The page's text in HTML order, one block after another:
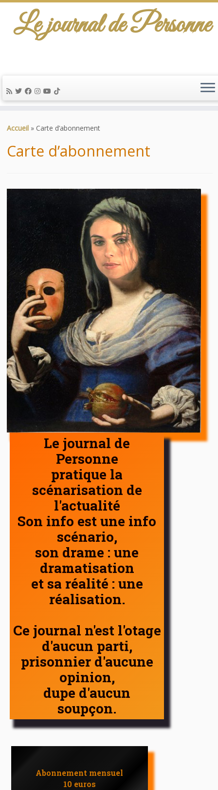
au
Le journal de Personne
Accueil » Carte d’abonnement
Carte d’abonnement
Le journal de
Personne
pratique la
scénarisation de
l'actualité
Son info est une info
scénario,
son drame : une
dramatisation
et sa réalité : une
réalisation.
Ce journal n'est l'otage
d'aucun parti,
prisonnier d'aucune
opinion,
dupe d'aucun
soupçon.
Abonnement mensuel
10 euros